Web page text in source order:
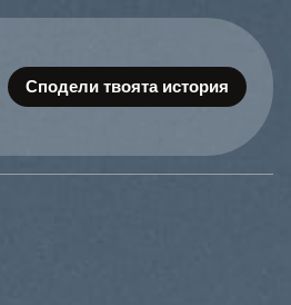
Сподели твоята история